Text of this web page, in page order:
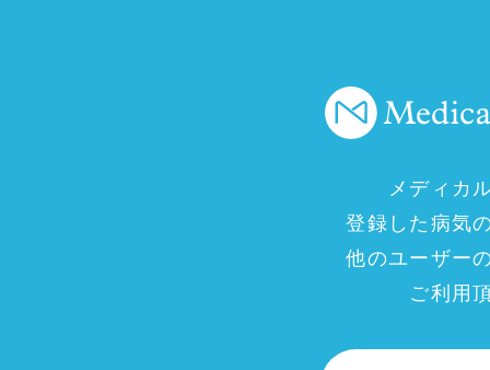
メディカ
登録した病気
他のユーザー
ご利用